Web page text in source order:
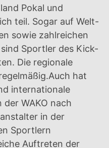
Pokal und
teil. Sogar auf Welt-
sowie zahlreichen
Sportler des Kick-
Die regionale
hat
internationale
WAKO nach
in der
Sportlern
Auftreten der